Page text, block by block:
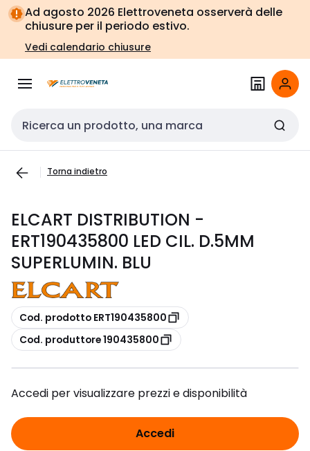
Vai alla
navigazione
Vai
alla
pagina
Ad agosto 2026 Elettroveneta osserverà delle
chiusure per il periodo estivo.
Vedi calendario chiusure
Cerca input
Torna indietro
ELCART DISTRIBUTION -
ERT190435800 LED CIL. D.5MM
SUPERLUMIN. BLU
copia
Cod. prodotto ERT190435800
copia
Cod. produttore 190435800
Accedi per visualizzare prezzi e disponibilità
Accedi